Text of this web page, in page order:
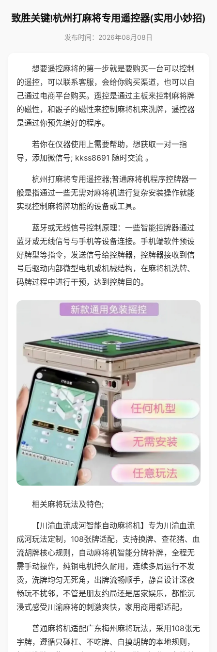
致胜关键!杭州打麻将专用遥控器(实用小妙招)
发布时间：2026年08月08日
想要遥控麻将的第一步就是要购买一台可以控制
的遥控，可以联系客服，会给你购买渠道，也可以自
己通过电商平台购买。遥控是通过主板来控制麻将牌
的磁性，和骰子的磁性来控制麻将机来洗牌，遥控器
是通过你预先编好的程序。
若你在仪器使用上需要帮助，想获取一对一指
导，添加微信号; kkss8691 随时交流 。
杭州打麻将专用遥控器;普通麻将机程序控牌器一
般是指通过一些无需对麻将机进行复杂安装操作就能
实现控制麻将牌功能的设备或工具。
蓝牙或无线信号控制原理：一些智能控牌器通过
蓝牙或无线信号与手机等设备连接。手机端软件预设
好牌型等指令，发送信号给控牌器，控牌器接收到信
号后驱动内部微型电机或机械结构，在麻将机洗牌、
码牌过程中进行干预，达到控牌目的。
相关麻将玩法及特色;
【川渝血流成河智能自动麻将机】专为川渝血流
成河玩法定制，108张牌适配，支持换牌、查花猪、血
流胡牌核心规则，自动麻将机智能分牌补牌，全程无
需手动操作，纯铜电机持久耐用，连续多局运行不发
烫，洗牌均匀无死角，出牌流畅顺手，静音设计深夜
畅玩不扰邻，不管是朋友约局还是居家娱乐，都能沉
浸式感受川渝麻将的刺激爽快，家用商用都适配。
普通麻将机适配广东梅州麻将玩法，采用108张无
字牌，遵循只碰杠、不吃牌、自摸胡牌的本地规则，